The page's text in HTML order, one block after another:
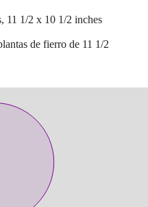
11 1/2 x 10 1/2 inches
de fierro de 11 1/2